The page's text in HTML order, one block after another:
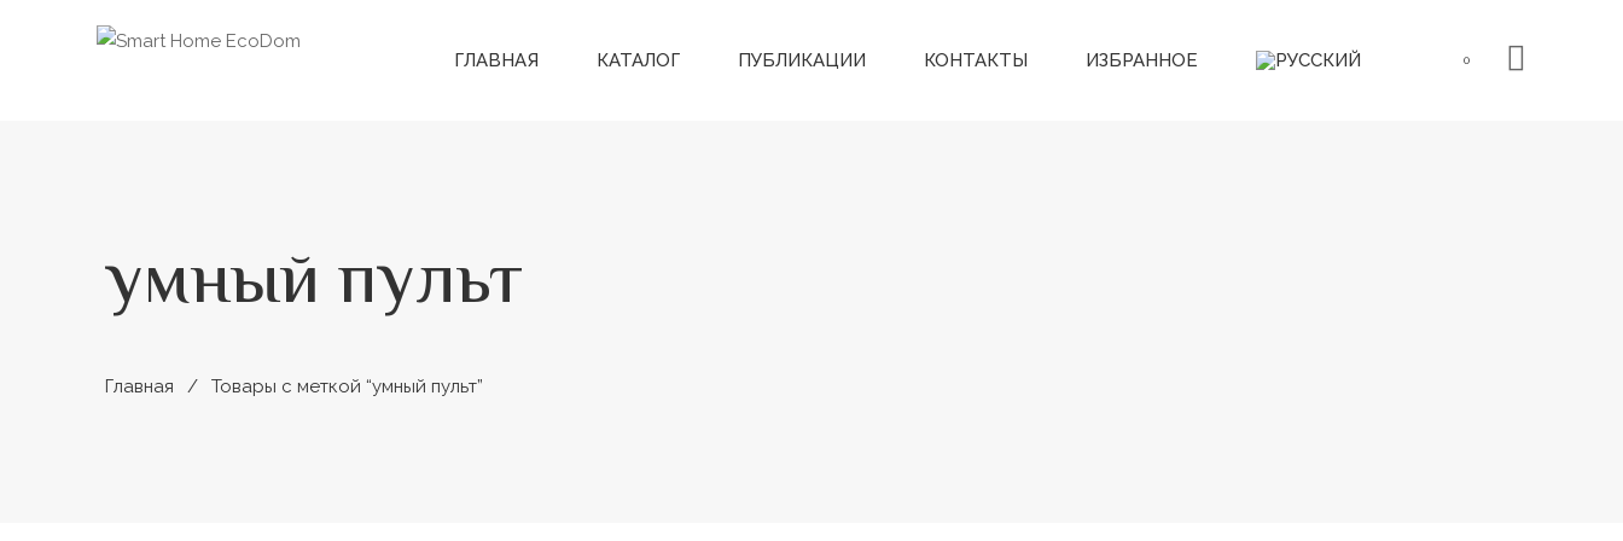
ГЛАВНАЯ КАТАЛОГ ПУБЛИКАЦИИ КОНТАКТЫ ИЗБРАННОЕ 0
умный пульт
Главная Товары с меткой “умный пульт”